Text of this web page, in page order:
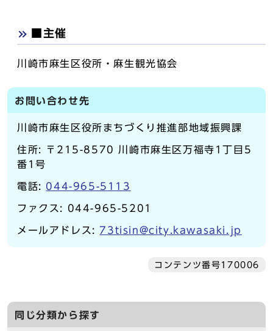
■主催
川崎市麻生区役所・麻生観光協会
お問い合わせ先
川崎市麻生区役所まちづくり推進部地域振興課
住所: 〒215-8570 川崎市麻生区万福寺1丁目5
番1号
電話: 044-965-5113
ファクス: 044-965-5201
メールアドレス:73tisin@city.kawasaki.jp
コンテンツ番号170006
同じ分類から探す